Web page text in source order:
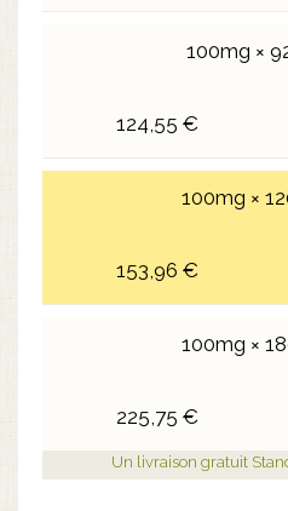
100mg ×
124,55 €
100mg ×
153,96 €
100mg ×
225,75 €
Un livraison gratuit